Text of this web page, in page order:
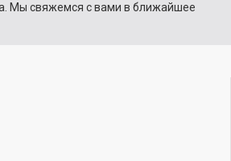
Мы свяжемся с вами в ближайшее